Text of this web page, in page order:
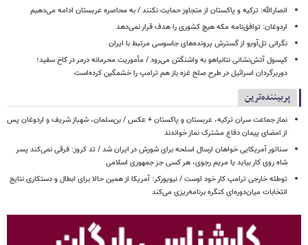
انصارالله: ترکیه و پاکستان از متجاوز حمایت نکنند / به محاصره عربستان ادامه می‌دهیم
اردوغان: توافق‌نامه مکه هیچ کشوری را هدف قرار نمی‌دهد
نگرانی تل‌آویو از گسترش پرونده‌های جاسوسی مرتبط با ایران
کپسول آتش‌نشانی نتانیاهو به واشنگتن می‌رود / مأموریت محرمانه درمر در کاخ سفید؛
دوربرگردان اسرائیل در طرح صلح غزه باز هم ترامپ را خشمگین کرده‌است
پربیننده‌ترین
نماز جماعت سران ترکیه، عربستان و پاکستان + عکس / بن‌سلمان، شهباز شریف و اردوغان پس
از امضای پیمان دفاع مشترک نماز خواندند
سناتور آمریکایی خواهان ارسال اسلحه برای شورش در ایران شد / تد کروز: فرقی نمی‌کند پسر
شاه روی کار بیاید یا مریم رجوی، هر کسی جز جمهوری اسلامی
توطئه خارجی ترامپ کار خود اوست / نیویورکر: آمریکا از همین حالا برای ابطال و دستکاری نتایج
انتخابات میان‌دوره‌ای کنگره برنامه‌ریزی می‌کند